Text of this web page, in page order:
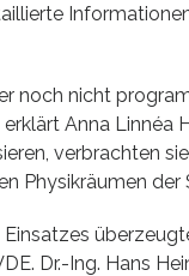
noch nicht
erklärt Anna Linnéa
verbrachten
Physikräumen der
Dr.-Ing. Hans